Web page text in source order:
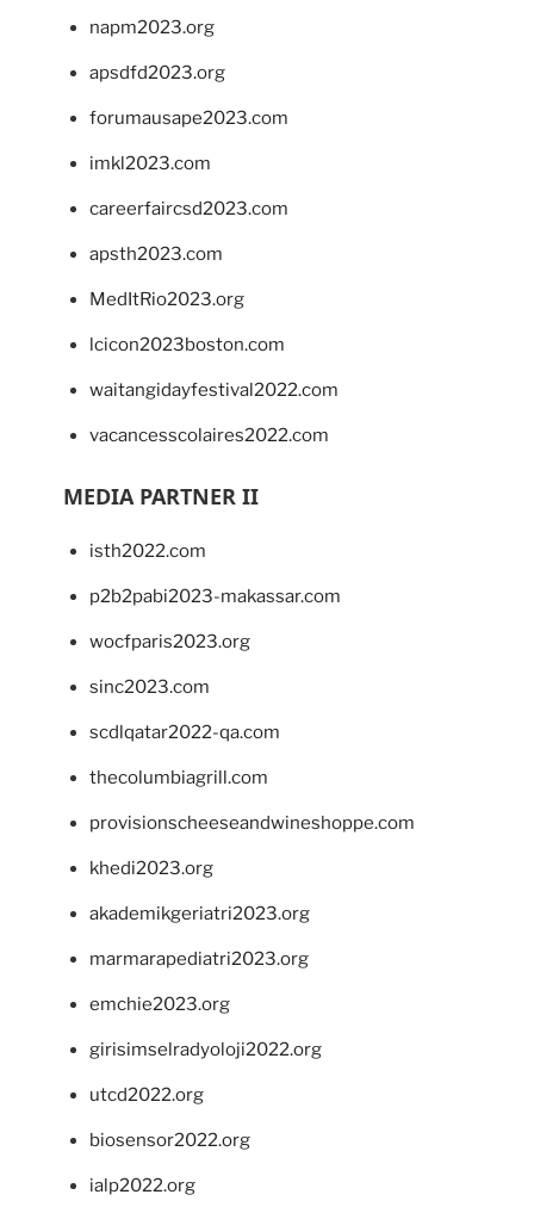
napm2023.org
apsdfd2023.org
forumausape2023.com
imkl2023.com
careerfaircsd2023.com
apsth2023.com
MedItRio2023.org
lcicon2023boston.com
waitangidayfestival2022.com
vacancesscolaires2022.com
MEDIA PARTNER II
isth2022.com
p2b2pabi2023-makassar.com
wocfparis2023.org
sinc2023.com
scdlqatar2022-qa.com
thecolumbiagrill.com
provisionscheeseandwineshoppe.com
khedi2023.org
akademikgeriatri2023.org
marmarapediatri2023.org
emchie2023.org
girisimselradyoloji2022.org
utcd2022.org
biosensor2022.org
ialp2022.org